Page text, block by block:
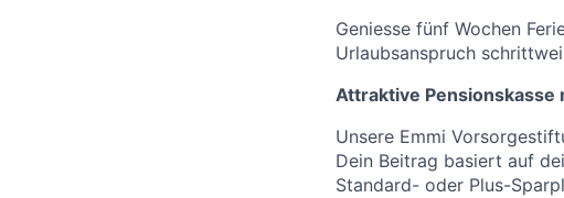
Geniesse fünf Wochen
Urlaubsanspruch
Attraktive Pensionskasse
Unsere Emmi
Dein Beitrag basiert auf
Standard- oder Plus-